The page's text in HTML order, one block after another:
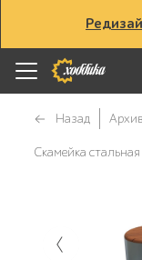
Назад Архив
Скамейка